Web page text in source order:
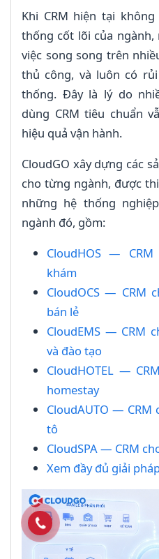
Khi CRM hiện tại
thống cốt lõi của ngành,
việc song song trên
thủ công, và luôn có
thống. Đây là lý do
dùng CRM tiêu chuẩn
hiệu quả vận hành.
CloudGO xây dựng các
cho từng ngành, được
những hệ thống
ngành đó, gồm:
CloudHOS —
khám
CloudOCS — CRM
bán lẻ
CloudEMS — CRM
và đào tạo
CloudHOTEL —
homestay
CloudAUTO —
tô
CloudSPA — CRM
Xem đầy đủ giải